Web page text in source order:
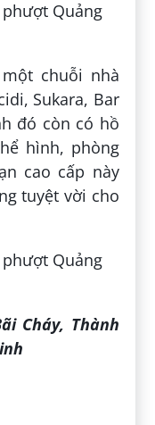
chuỗi nhà
Sukara, Bar
đó còn có hồ
hình, phòng
cao cấp này
tuyệt vời cho
Cháy, Thành